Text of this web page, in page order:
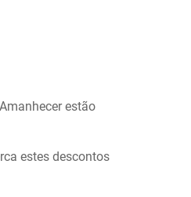
estão
estes descontos